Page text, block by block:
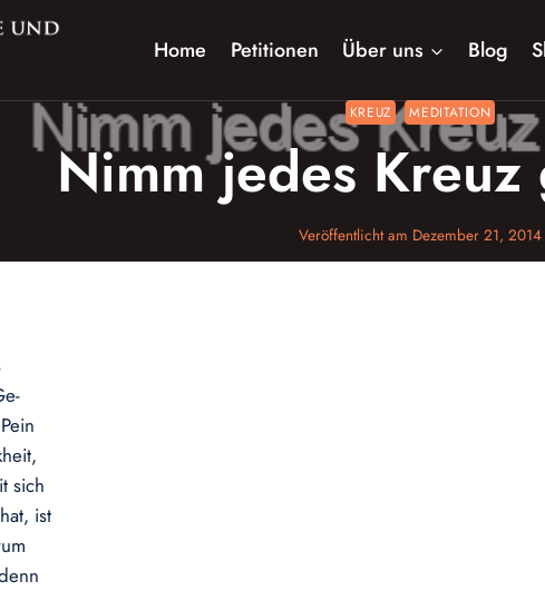
Home Petitionen Über uns Blog
KREUZ MEDITATION
Nimm jedes
Veröffentlicht am Dezember 21, 2014
sich
ist